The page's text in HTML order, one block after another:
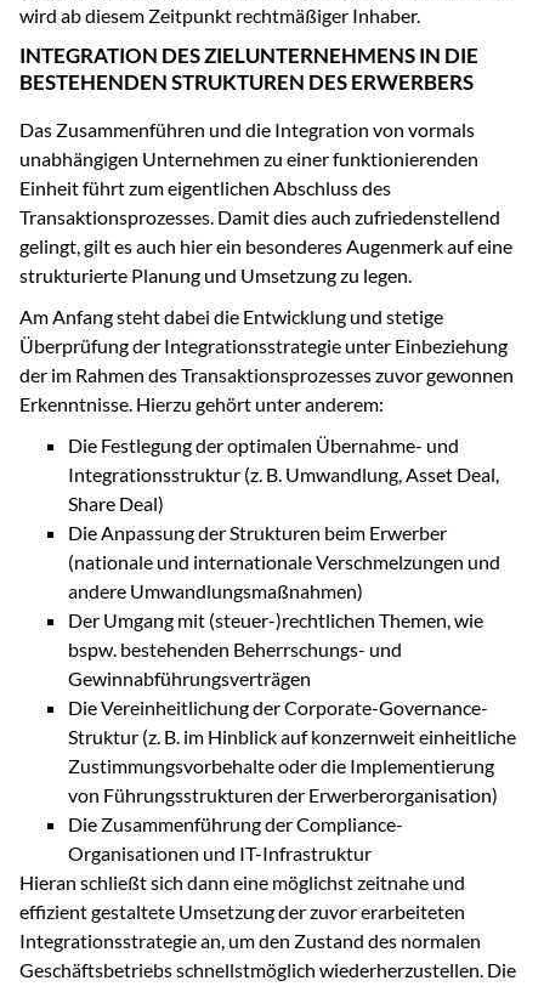
wird ab diesem Zeitpunkt rechtmäßiger Inhaber.
INTEGRATION DES ZIELUNTERNEHMENS IN DIE
BESTEHENDEN STRUKTUREN DES ERWERBERS
Das Zusammenführen und die Integration von vormals
unabhängigen Unternehmen zu einer funktionierenden
Einheit führt zum eigentlichen Abschluss des
Transaktionsprozesses. Damit dies auch zufriedenstellend
gelingt, gilt es auch hier ein besonderes Augenmerk auf eine
strukturierte Planung und Umsetzung zu legen.
Am Anfang steht dabei die Entwicklung und stetige
Überprüfung der Integrationsstrategie unter Einbeziehung
der im Rahmen des Transaktionsprozesses zuvor gewonnen
Erkenntnisse. Hierzu gehört unter anderem:
Die Festlegung der optimalen Übernahme- und
Integrationsstruktur (z. B. Umwandlung, Asset Deal,
Share Deal)
Die Anpassung der Strukturen beim Erwerber
(nationale und internationale Verschmelzungen und
andere Umwandlungsmaßnahmen)
Der Umgang mit (steuer-)rechtlichen Themen, wie
bspw. bestehenden Beherrschungs- und
Gewinnabführungsverträgen
Die Vereinheitlichung der Corporate-Governance-
Struktur (z. B. im Hinblick auf konzernweit einheitliche
Zustimmungsvorbehalte oder die Implementierung
von Führungsstrukturen der Erwerberorganisation)
Die Zusammenführung der Compliance-
Organisationen und IT-Infrastruktur
Hieran schließt sich dann eine möglichst zeitnahe und
effizient gestaltete Umsetzung der zuvor erarbeiteten
Integrationsstrategie an, um den Zustand des normalen
Geschäftsbetriebs schnellstmöglich wiederherzustellen. Die